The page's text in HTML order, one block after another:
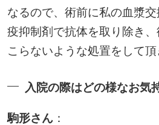
なるので、術前に私の血漿
疫抑制剤で抗体を取り除き
こらないような処置をして頂
入院の際はどの様なお気
駒形さん：